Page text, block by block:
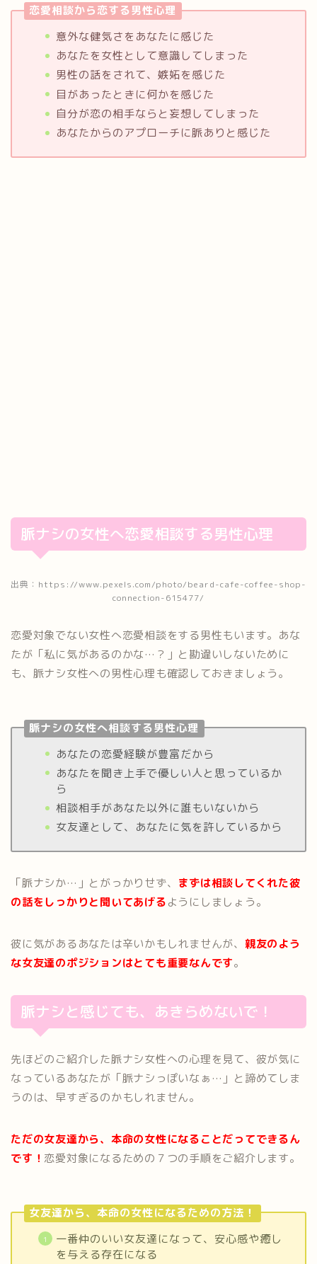
恋愛相談から恋する男性心理
意外な健気さをあなたに感じた
あなたを女性として意識してしまった
男性の話をされて、嫉妬を感じた
目があったときに何かを感じた
自分が恋の相手ならと妄想してしまった
あなたからのアプローチに脈ありと感じた
脈ナシの女性へ恋愛相談する男性心理
出典：https://www.pexels.com/photo/beard-cafe-coffee-shop-
connection-615477/
恋愛対象でない女性へ恋愛相談をする男性もいます。あな
たが「私に気があるのかな…？」と勘違いしないために
も、脈ナシ女性への男性心理も確認しておきましょう。
脈ナシの女性へ相談する男性心理
あなたの恋愛経験が豊富だから
あなたを聞き上手で優しい人と思っているか
ら
相談相手があなた以外に誰もいないから
女友達として、あなたに気を許しているから
「脈ナシか…」とがっかりせず、 まずは相談してくれた彼
の話をしっかりと聞いてあげるようにしましょう。
彼に気があるあなたは辛いかもしれませんが、 親友のよう
な女友達のポジションはとても重要なんです。
脈ナシと感じても、あきらめないで！
先ほどのご紹介した脈ナシ女性への心理を見て、彼が気に
なっているあなたが「脈ナシっぽいなぁ…」と諦めてしま
うのは、早すぎるのかもしれません。
ただの女友達から、本命の女性になることだってできるん
です！ 恋愛対象になるための７つの手順をご紹介します。
女友達から、本命の女性になるための方法！
一番仲のいい女友達になって、安心感や癒し
を与える存在になる